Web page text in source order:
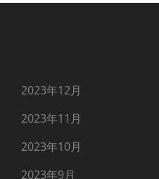
2023年12月
2023年11月
2023年10月
2023年9月